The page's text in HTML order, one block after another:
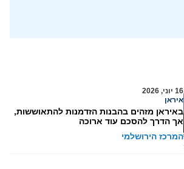
16 יוני, 2026
איראן
באיראן מזהים בהבנות הזדמנות להתאוששות,
אך הדרך להסכם עוד ארוכה
המרכז הירושלמי